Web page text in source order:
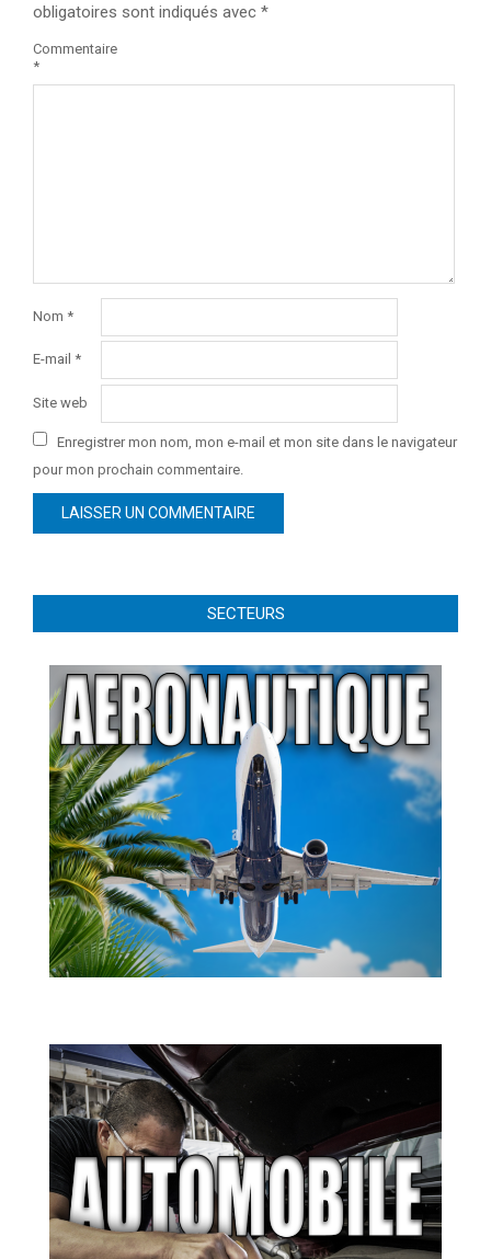
obligatoires sont indiqués avec *
Commentaire
*
Nom *
E-mail *
Site web
Enregistrer mon nom, mon e-mail et mon site dans le navigateur
pour mon prochain commentaire.
SECTEURS